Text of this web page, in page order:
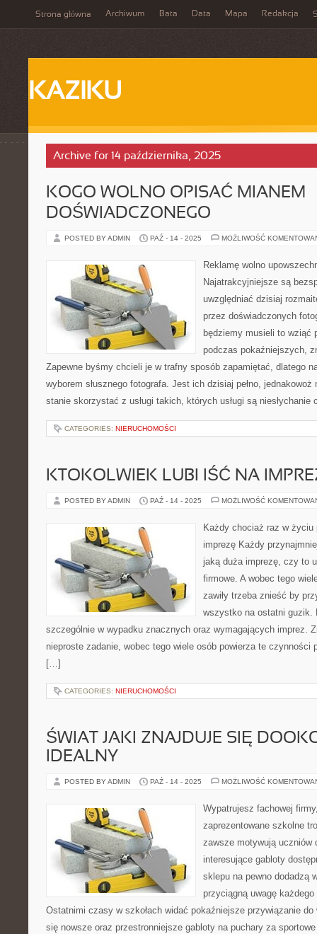
Strona główna Archiwum Bata Data Mapa Redakcja
KAZIKU
Archive for 14 października, 2025
KOGO WOLNO OPISAĆ MIANEM
DOŚWIADCZONEGO
POSTED BY ADMIN PAŹ - 14 - 2025 MOŻLIWOŚĆ
Reklamę wolno
Najatrakcyjniejsze są
uwzględniać dzisiaj
przez doświadczonych
będziemy musieli to wziąć
podczas pokaźniejszych,
Zapewne byśmy chcieli je w trafny sposób zapamiętać, dlatego
wyborem słusznego fotografa. Jest ich dzisiaj pełno,
stanie skorzystać z usługi takich, których usługi są
CATEGORIES: NIERUCHOMOŚCI
KTOKOLWIEK LUBI IŚĆ NA
POSTED BY ADMIN PAŹ - 14 - 2025 MOŻLIWOŚĆ
Każdy chociaż raz w życiu
imprezę Każdy
jaką duża imprezę, czy to
firmowe. A wobec tego
zawiły trzeba znieść by
wszystko na ostatni guzik.
szczególnie w wypadku znacznych oraz wymagających imprez.
nieproste zadanie, wobec tego wiele osób powierza te czynności
[…]
CATEGORIES: NIERUCHOMOŚCI
ŚWIAT JAKI ZNAJDUJE SIĘ
IDEALNY
POSTED BY ADMIN PAŹ - 14 - 2025 MOŻLIWOŚĆ
Wypatrujesz fachowej
zaprezentowane szkolne
zawsze motywują uczniów
interesujące gabloty
sklepu na pewno dodadzą
przyciągną uwagę
Ostatnimi czasy w szkołach widać pokaźniejsze przywiązanie
się nowsze oraz przestronniejsze gabloty na puchary za